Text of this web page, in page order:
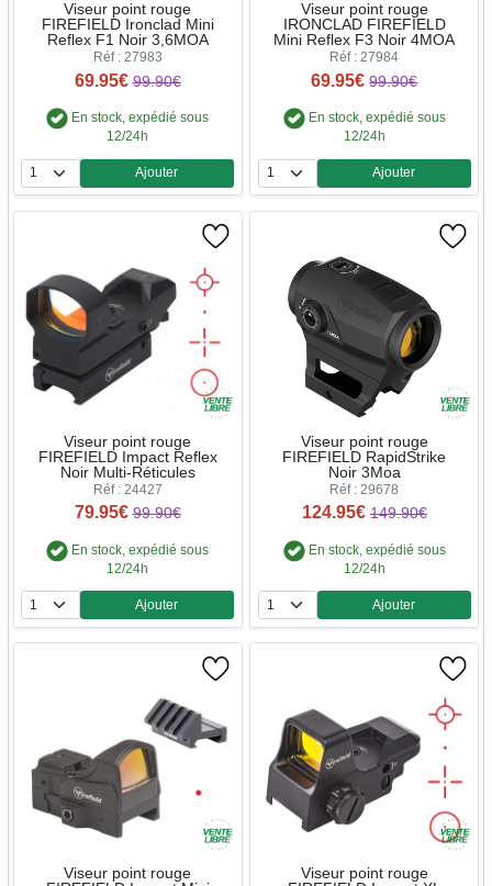
Viseur point rouge
FIREFIELD Ironclad Mini
Reflex F1 Noir 3,6MOA
Réf : 27983
69.95€ 99.90€
En stock, expédié sous
12/24h
Quantité
Ajouter
Viseur point rouge
IRONCLAD FIREFIELD
Mini Reflex F3 Noir 4MOA
Réf : 27984
69.95€ 99.90€
En stock, expédié sous
12/24h
Quantité
Ajouter
Viseur point rouge
FIREFIELD Impact Reflex
Noir Multi-Réticules
Réf : 24427
79.95€ 99.90€
En stock, expédié sous
12/24h
Quantité
Ajouter
Viseur point rouge
FIREFIELD RapidStrike
Noir 3Moa
Réf : 29678
124.95€ 149.90€
En stock, expédié sous
12/24h
Quantité
Ajouter
Viseur point rouge
Viseur point rouge